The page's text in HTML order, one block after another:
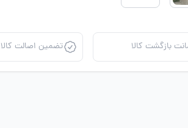
بازگشت کالا تضمین اصالت کالا